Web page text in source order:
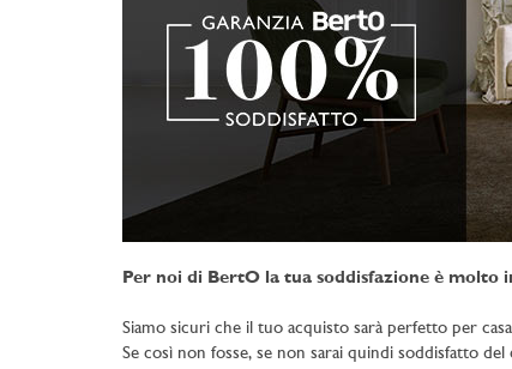
Per noi di BertO la tua soddisfazione è molto
Siamo sicuri che il tuo acquisto sarà perfetto per
Se così non fosse, se non sarai quindi soddisfatto